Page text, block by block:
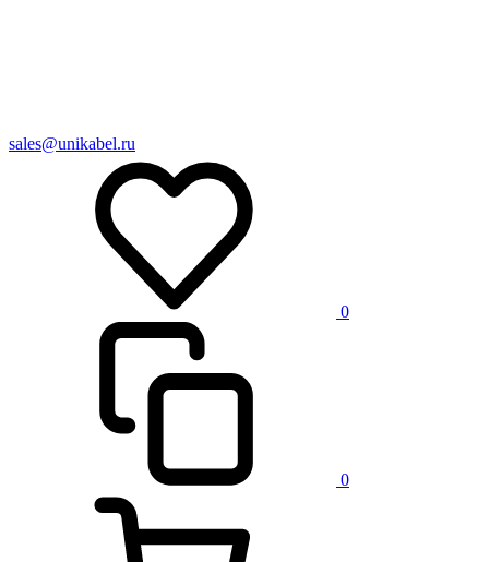
sales@unikabel.ru
0
0